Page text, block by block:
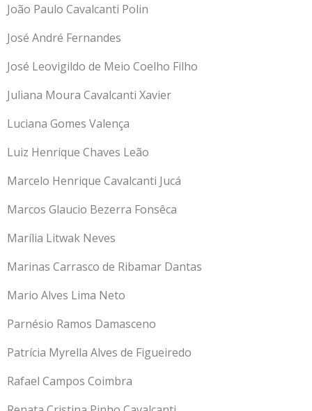
João Paulo Cavalcanti Polin
José André Fernandes
José Leovigildo de Meio Coelho Filho
Juliana Moura Cavalcanti Xavier
Luciana Gomes Valença
Luiz Henrique Chaves Leão
Marcelo Henrique Cavalcanti Jucá
Marcos Glaucio Bezerra Fonsêca
Marília Litwak Neves
Marinas Carrasco de Ribamar Dantas
Mario Alves Lima Neto
Parnésio Ramos Damasceno
Patrícia Myrella Alves de Figueiredo
Rafael Campos Coimbra